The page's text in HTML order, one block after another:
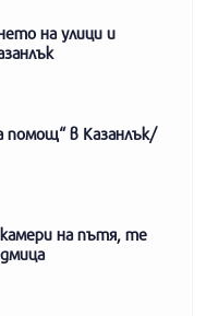
на улици и
помощ“ в Казанлък/
на пътя, те